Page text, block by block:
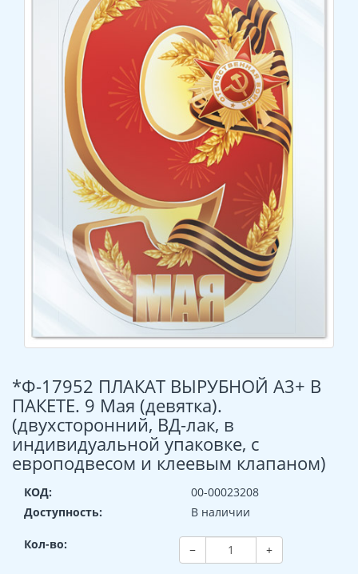
*Ф-17952 ПЛАКАТ ВЫРУБНОЙ А3+ В
ПАКЕТЕ. 9 Мая (девятка).
(двухсторонний, ВД-лак, в
индивидуальной упаковке, с
европодвесом и клеевым клапаном)
КОД:
00-00023208
Доступность:
В наличии
Кол-во: − +